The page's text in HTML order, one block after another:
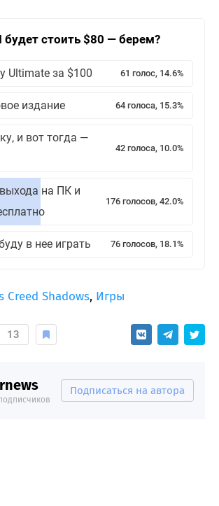
будет стоить $80 — берем?
Ultimate за $100 61 голос, 14.6%
издание 64 голоса, 15.3%
и вот тогда —
42 голоса, 10.0%
на ПК и
176 голосов, 42.0%
в нее играть 76 голосов, 18.1%
Creed Shadows, Игры
13
Подписаться на автора